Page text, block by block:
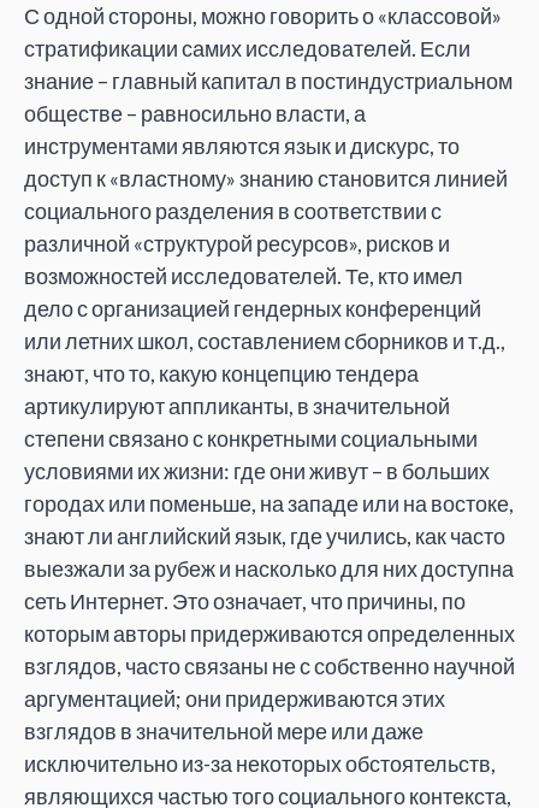
С одной стороны, можно говорить о «классовой»
стратификации самих исследователей. Если
знание – главный капитал в постиндустриальном
обществе – равносильно власти, а
инструментами являются язык и дискурс, то
доступ к «властному» знанию становится линией
социального разделения в соответствии с
различной «структурой ресурсов», рисков и
возможностей исследователей. Те, кто имел
дело с организацией гендерных конференций
или летних школ, составлением сборников и т.д.,
знают, что то, какую концепцию тендера
артикулируют аппликанты, в значительной
степени связано с конкретными социальными
условиями их жизни: где они живут – в больших
городах или поменьше, на западе или на востоке,
знают ли английский язык, где учились, как часто
выезжали за рубеж и насколько для них доступна
сеть Интернет. Это означает, что причины, по
которым авторы придерживаются определенных
взглядов, часто связаны не с собственно научной
аргументацией; они придерживаются этих
взглядов в значительной мере или даже
исключительно из-за некоторых обстоятельств,
являющихся частью того социального контекста,